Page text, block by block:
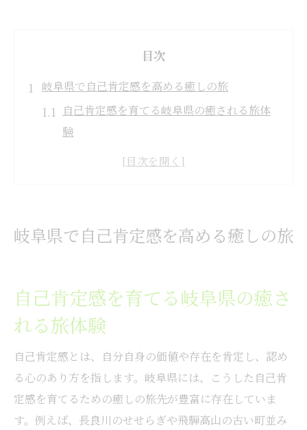
目次
岐阜県で自己肯定感を高める癒しの旅
自己肯定感を育てる岐阜県の癒される旅体
験
自然と共に感じる自己肯定感の深まり方
岐阜県で自己肯定感を高める方法とは
学び体験が自己肯定感に与える影響とは
自己肯定感を高める岐阜県の学びスポット
心を整える学びと自己肯定感の関係性
岐阜県で実感する自己肯定感の成長プロセ
ス
自己肯定感育む岐阜県の自然スポット巡り
岐阜県で自己肯定感を高める癒しの旅
自己肯定感を育てる岐阜県の癒さ
れる旅体験
自己肯定感とは、自分自身の価値や存在を肯定し、認め
る心のあり方を指します。岐阜県には、こうした自己肯
定感を育てるための癒しの旅先が豊富に存在していま
す。例えば、長良川のせせらぎや飛騨高山の古い町並み